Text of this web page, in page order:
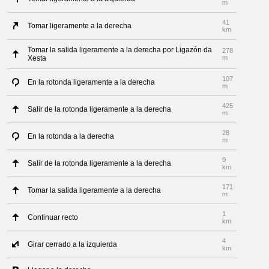
m
Tomar ligeramente a la derecha
41
km
Tomar la salida ligeramente a la derecha por Ligazón da
Xesta
278
m
En la rotonda ligeramente a la derecha
107
m
Salir de la rotonda ligeramente a la derecha
425
m
En la rotonda a la derecha
28
m
Salir de la rotonda ligeramente a la derecha
9
km
Tomar la salida ligeramente a la derecha
171
m
Continuar recto
1
km
Girar cerrado a la izquierda
4
km